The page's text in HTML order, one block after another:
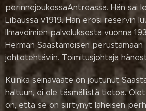
perinnejoukossaAntreassa. Hän sai
Libaussa v.1919. Hän erosi reservin
Ilmavoimien palveluksesta vuonna
Herman Saastamoisen
johtotehtäviin. Toimitusjohtaja
Kuinka seinävaate on joutunut
haltuun, ei ole täsmällistä tietoa.
on, että se on siirtynyt läheisen